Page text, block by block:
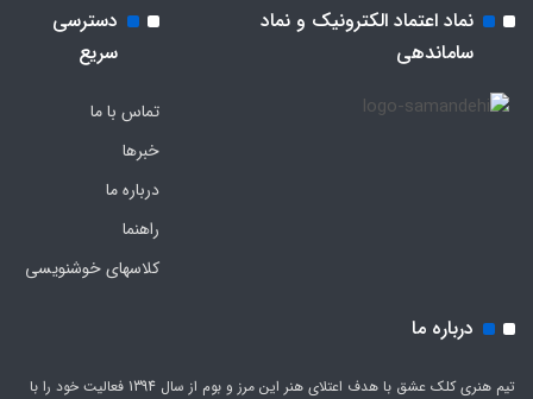
نماد اعتماد الکترونیک و نماد
ساماندهی
دسترسی
سریع
تماس با ما
خبرها
درباره ما
راهنما
کلاسهای خوشنویسی
درباره ما
تیم هنری کلک عشق با هدف اعتلای هنر این مرز و بوم از سال 1394 فعالیت خود را با